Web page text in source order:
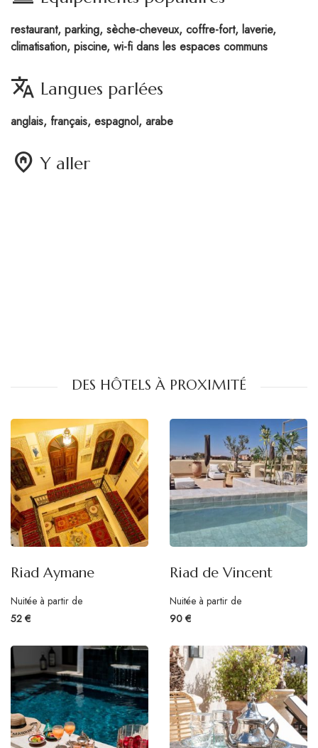
restaurant, parking, sèche-cheveux, coffre-fort, laverie,
climatisation, piscine, wi-fi dans les espaces communs
translate Langues parlées
anglais, français, espagnol, arabe
home_pin Y aller
DES HÔTELS À PROXIMITÉ
Riad Aymane
Nuitée à partir de
52 €
Riad de Vincent
Nuitée à partir de
90 €